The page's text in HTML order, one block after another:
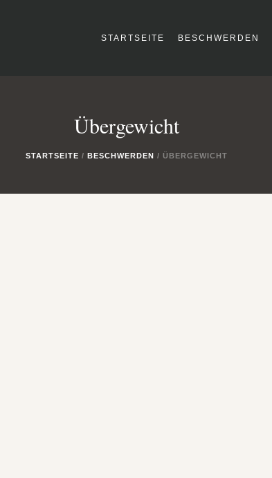
STARTSEITE BESCHWERDEN
Übergewicht
STARTSEITE / BESCHWERDEN / ÜBERGEWICHT